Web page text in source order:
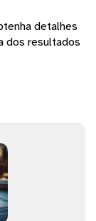
detalhes
dos resultados